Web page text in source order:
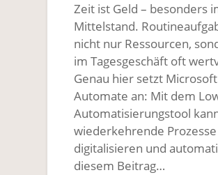
Zeit ist Geld – besonders
Mittelstand.
nicht nur Ressourcen,
im Tagesgeschäft oft
Genau hier setzt
Automate an: Mit dem
Automatisierungstool
wiederkehrende
digitalisieren und
diesem Beitrag…